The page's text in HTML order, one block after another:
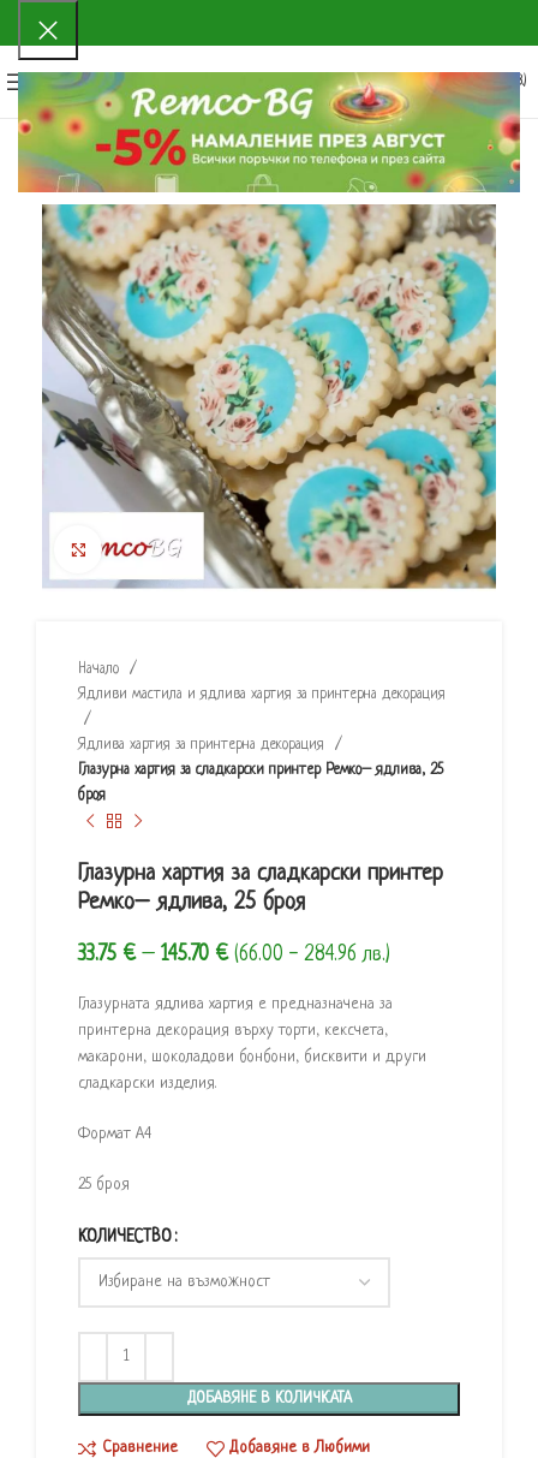
МЕНЮ
0
0.00€ (0.00 ЛВ.)
Click to enlarge
Начало
Ядливи мастила и ядлива хартия за принтерна декорация
Ядлива хартия за принтерна декорация
Глазурна хартия за сладкарски принтер Ремко– ядлива, 25
броя
Глазурна хартия за сладкарски принтер
Ремко– ядлива, 25 броя
33.75 € – 145.70 € (66.00 - 284.96 лв.)
Глазурната ядлива хартия е предназначена за
принтерна декорация върху торти, кексчета,
макарони, шоколадови бонбони, бисквити и други
сладкарски изделия.
Формат А4
25 броя
КОЛИЧЕСТВО
ДОБАВЯНЕ В КОЛИЧКАТА
Сравнение Добавяне в Любими